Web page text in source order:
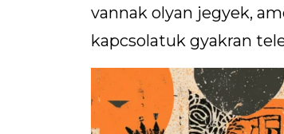
vannak olyan jegyek,
kapcsolatuk gyakran